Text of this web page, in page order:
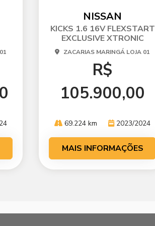
NISSAN
KICKS 1.6 16V FLEXSTART
EXCLUSIVE XTRONIC
ZACARIAS MARINGÁ LOJA 01
R$
105.900,00
69.224 km 2023/2024
MAIS INFORMAÇÕES